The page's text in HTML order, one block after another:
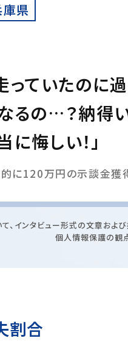
県
っていたのに
るの…？納得
悔しい！」
に120万円の示談金獲
、インタビュー形式の文章および
個人情報保護の観
割合